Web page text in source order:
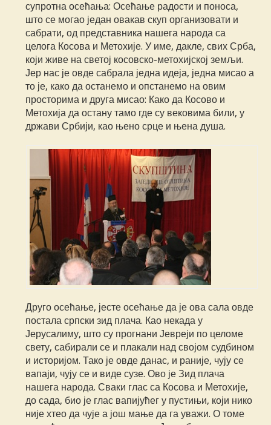
супротна осећања: Осећање радости и поноса,
што се могао један овакав скуп организовати и
сабрати, од представника нашега народа са
целога Косова и Метохије. У име, дакле, свих Срба,
који живе на светој косовско-метохијској земљи.
Јер нас је овде сабрала једна идеја, једна мисао а
то је, како да останемо и опстанемо на овим
просторима и друга мисао: Како да Косово и
Метохија да остану тамо где су вековима били, у
држави Србији, као њено срце и њена душа.
Друго осећање, јесте осећање да је ова сала овде
постала српски зид плача. Као некада у
Јерусалиму, што су прогнани Јевреји по целоме
свету, сабирали се и плакали над својом судбином
и историјом. Тако је овде данас, и раније, чују се
вапаји, чују се и виде сузе. Ово је Зид плача
нашега народа. Сваки глас са Косова и Метохије,
до сада, био је глас вапијућег у пустињи, који нико
није хтео да чује а још мање да га уважи. О томе